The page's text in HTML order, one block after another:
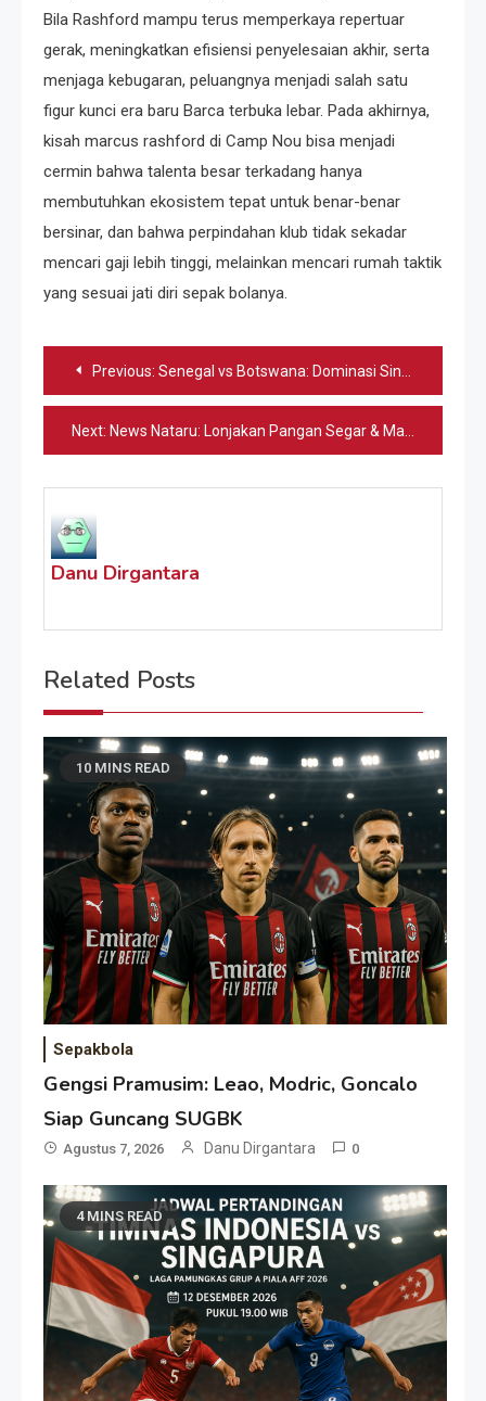
Bila Rashford mampu terus memperkaya repertuar
gerak, meningkatkan efisiensi penyelesaian akhir, serta
menjaga kebugaran, peluangnya menjadi salah satu
figur kunci era baru Barca terbuka lebar. Pada akhirnya,
kisah marcus rashford di Camp Nou bisa menjadi
cermin bahwa talenta besar terkadang hanya
membutuhkan ekosistem tepat untuk benar-benar
bersinar, dan bahwa perpindahan klub tidak sekadar
mencari gaji lebih tinggi, melainkan mencari rumah taktik
yang sesuai jati diri sepak bolanya.
Navigasi
pos
Previous: Senegal vs Botswana: Dominasi Singa Terbukti
Next: News Nataru: Lonjakan Pangan Segar & Manuver KAI
Danu Dirgantara
Related Posts
10 MINS READ
Sepakbola
Gengsi Pramusim: Leao, Modric, Goncalo
Siap Guncang SUGBK
Agustus 7, 2026 Danu Dirgantara 0
4 MINS READ